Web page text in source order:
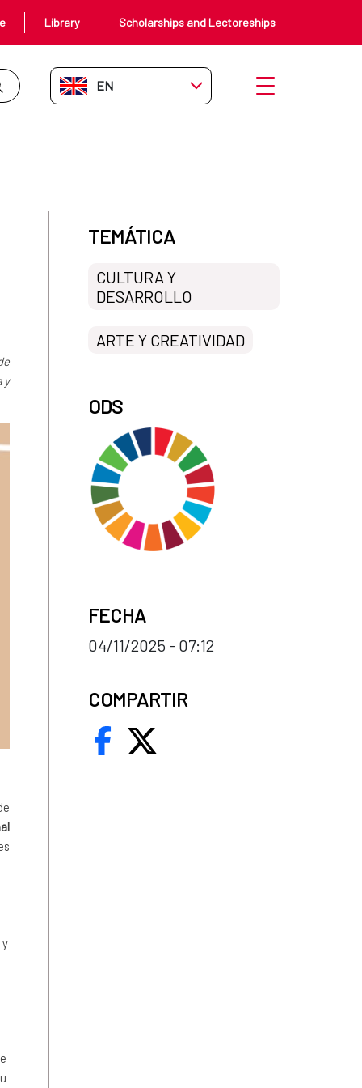
Goya a ciudades de todo
Library Scholarships and Lectoreships
EN-GB Open menu
y
y
TEMÁTICA
CULTURA Y
DESARROLLO
ARTE Y CREATIVIDAD
ODS
FECHA
04/11/2025 - 07:12
COMPARTIR